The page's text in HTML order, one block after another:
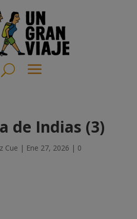
de Indias (3)
Cue | Ene 27, 2026 | 0